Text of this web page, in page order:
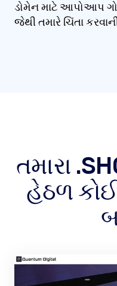
ડોમેન માટે આપોઆપ
જેથી તમારે ચિંતા
તમારા
હેઠળ